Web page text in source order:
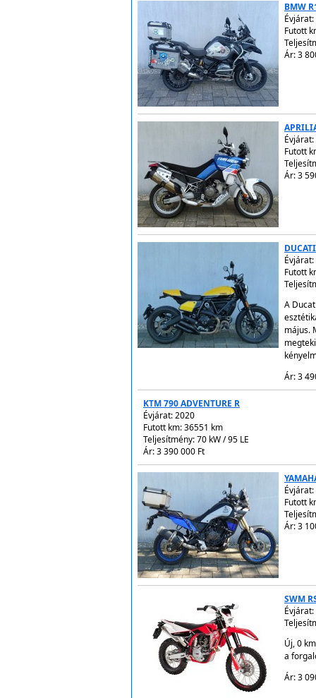
BMW
Évjárat:
Futott
Ár: 3
Évjárat:
Futott
Ár: 3
Évjárat:
Futott
A
május.
Ár: 3
KTM 790 ADVENTURE R
Évjárat:2020
Futott km: 36551 km
Teljesítmény: 70 kW / 95 LE
Ár: 3 390 000 Ft
Évjárat:
Futott
Ár: 3
SWM
Évjárat:
Új, 0
a
Ár: 3